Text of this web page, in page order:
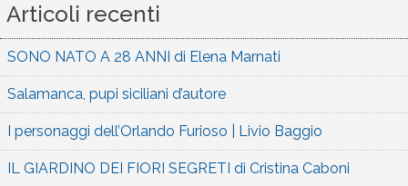
Articoli recenti
SONO NATO A 28 ANNI di Elena Marnati
Salamanca, pupi siciliani d’autore
I personaggi dell’Orlando Furioso | Livio Baggio
IL GIARDINO DEI FIORI SEGRETI di Cristina Caboni